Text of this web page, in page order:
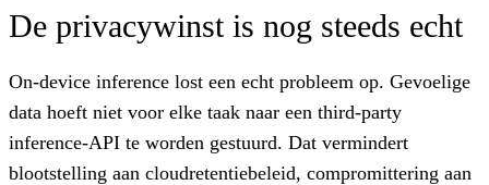
De privacywinst is nog steeds echt
On-device inference lost een echt probleem op. Gevoelige
data hoeft niet voor elke taak naar een third-party
inference-API te worden gestuurd. Dat vermindert
blootstelling aan cloudretentiebeleid, compromittering aan